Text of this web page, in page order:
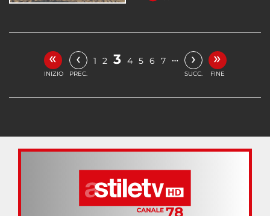
«
INIZIO
‹
PREC.
1 2 3 4 5 6 7 … ›
SUCC.
»
FINE